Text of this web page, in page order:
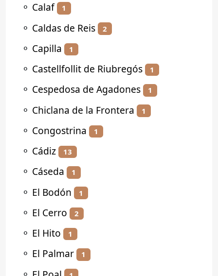
⚬ Calaf 1
⚬ Caldas de Reis 2
⚬ Capilla 1
⚬ Castellfollit de Riubregós 1
⚬ Cespedosa de Agadones 1
⚬ Chiclana de la Frontera 1
⚬ Congostrina 1
⚬ Cádiz 13
⚬ Cáseda 1
⚬ El Bodón 1
⚬ El Cerro 2
⚬ El Hito 1
⚬ El Palmar 1